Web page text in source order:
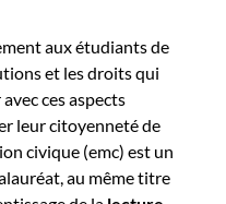
aux étudiants de
et les droits qui
ces aspects
leur citoyenneté de
civique (emc) est un
au même titre